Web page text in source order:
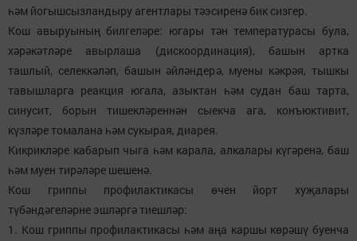
һәм йогышсызландыру агентлары тәэсиренә бик сизгер.
Кош авыруының билгеләре: югары тән температурасы була,
хәрәкәтләре авырлаша (дискоординация), башын артка
ташлый, селеккәләп, башын әйләндерә, муены кәкрәя, тышкы
тавышларга реакция югала, азыктан һәм судан баш тарта,
синусит, борын тишекләреннән сыекча ага, конъюктивит,
күзләре томалана һәм сукырая, диарея.
Кикрикләре кабарып чыга һәм карала, алкалары күгәренә, баш
һәм муен тирәләре шешенә.
Кош гриппы профилактикасы өчен йорт хуҗалары
түбәндәгеләрне эшләргә тиешләр:
1. Кош гриппы профилактикасы һәм аңа каршы көрәшү буенча